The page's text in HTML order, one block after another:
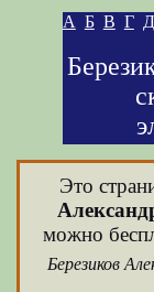
А Б В Г Д
Это
можно
Березиков